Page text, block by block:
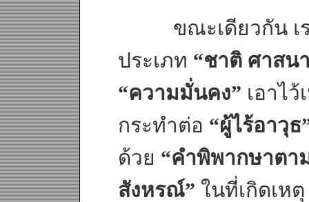
ขณะเดียวกัน เรา
ประเภท “ชาติ ศาสน
“ความมั่นคง” เอาไ
กระทำต่อ “ผู้ไร้อาวุธ
ด้วย “คำพิพากษาตา
สังหรณ์” ในที่เกิดเห